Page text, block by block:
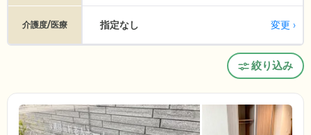
介護度/医療 指定なし 変更
絞り込み